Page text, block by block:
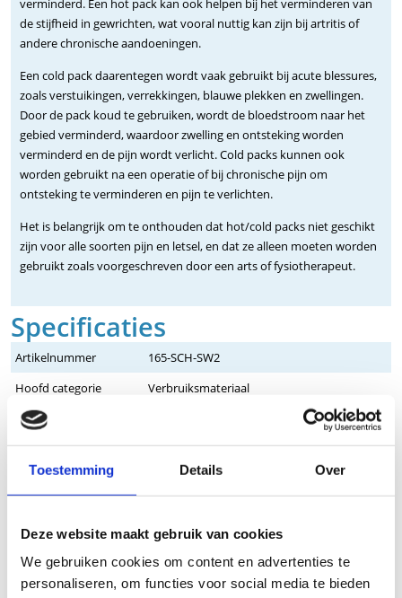
Toestemming Details Over
Deze website maakt gebruik van cookies
We gebruiken cookies om content en advertenties te
personaliseren, om functies voor social media te bieden
verminderd. Een hot pack kan ook helpen bij het verminderen van
de stijfheid in gewrichten, wat vooral nuttig kan zijn bij artritis of
andere chronische aandoeningen.
Een cold pack daarentegen wordt vaak gebruikt bij acute blessures,
zoals verstuikingen, verrekkingen, blauwe plekken en zwellingen.
Door de pack koud te gebruiken, wordt de bloedstroom naar het
gebied verminderd, waardoor zwelling en ontsteking worden
verminderd en de pijn wordt verlicht. Cold packs kunnen ook
worden gebruikt na een operatie of bij chronische pijn om
ontsteking te verminderen en pijn te verlichten.
Het is belangrijk om te onthouden dat hot/cold packs niet geschikt
zijn voor alle soorten pijn en letsel, en dat ze alleen moeten worden
gebruikt zoals voorgeschreven door een arts of fysiotherapeut.
Specificaties
Artikelnummer
165-SCH-SW2
Hoofd categorie
Verbruiksmateriaal
Categorie
Verbruiksmateriaal - Hot / cold packs
Merk
Schmidt
Uitvoering
Standaard
Breedte
24 cm
Afmeting
24x32 cm